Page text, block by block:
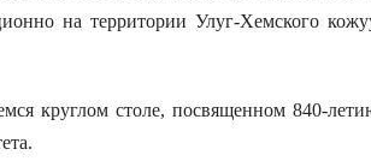
на территории Улуг-Хемского
круглом столе, посвященном 840-